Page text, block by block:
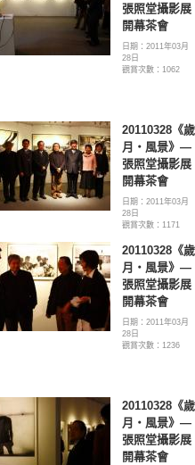
張照堂攝影展
開幕茶會
日期：2011年03月
28日
觀賞次數：1062
20110328《歲
月‧風景》—
張照堂攝影展
開幕茶會
日期：2011年03月
28日
觀賞次數：1171
20110328《歲
月‧風景》—
張照堂攝影展
開幕茶會
日期：2011年03月
28日
觀賞次數：1236
20110328《歲
月‧風景》—
張照堂攝影展
開幕茶會